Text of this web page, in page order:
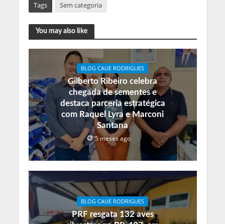
Tags Sem categoria
You may also like
BLOG CAUE RODRIGUES
Gilberto Ribeiro celebra
chegada de sementes e
destaca parceria estratégica
com Raquel Lyra e Marconi
Santana
5 meses ago
BLOG CAUE RODRIGUES
PRF resgata 132 aves